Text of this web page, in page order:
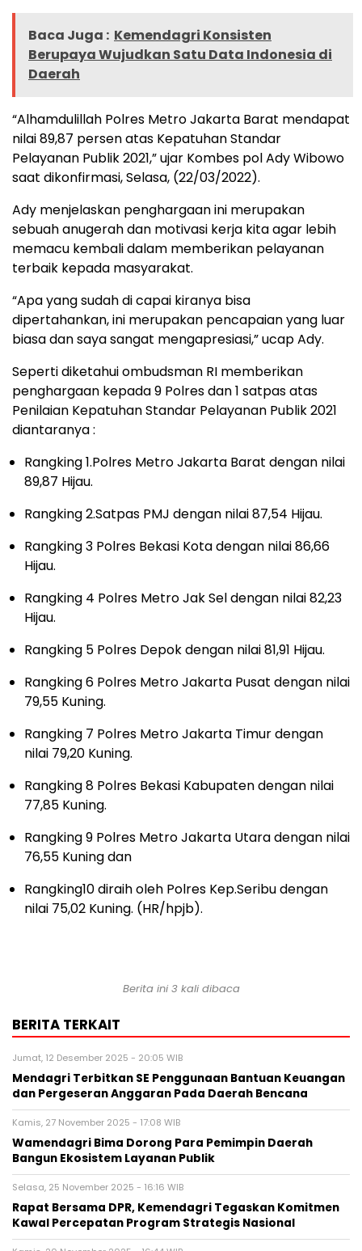
Baca Juga : Kemendagri Konsisten
Berupaya Wujudkan Satu Data Indonesia di
Daerah
“Alhamdulillah Polres Metro Jakarta Barat mendapat
nilai 89,87 persen atas Kepatuhan Standar
Pelayanan Publik 2021,” ujar Kombes pol Ady Wibowo
saat dikonfirmasi, Selasa, (22/03/2022).
Ady menjelaskan penghargaan ini merupakan
sebuah anugerah dan motivasi kerja kita agar lebih
memacu kembali dalam memberikan pelayanan
terbaik kepada masyarakat.
“Apa yang sudah di capai kiranya bisa
dipertahankan, ini merupakan pencapaian yang luar
biasa dan saya sangat mengapresiasi,” ucap Ady.
Seperti diketahui ombudsman RI memberikan
penghargaan kepada 9 Polres dan 1 satpas atas
Penilaian Kepatuhan Standar Pelayanan Publik 2021
diantaranya :
Rangking 1.Polres Metro Jakarta Barat dengan nilai
89,87 Hijau.
Rangking 2.Satpas PMJ dengan nilai 87,54 Hijau.
Rangking 3 Polres Bekasi Kota dengan nilai 86,66
Hijau.
Rangking 4 Polres Metro Jak Sel dengan nilai 82,23
Hijau.
Rangking 5 Polres Depok dengan nilai 81,91 Hijau.
Rangking 6 Polres Metro Jakarta Pusat dengan nilai
79,55 Kuning.
Rangking 7 Polres Metro Jakarta Timur dengan
nilai 79,20 Kuning.
Rangking 8 Polres Bekasi Kabupaten dengan nilai
77,85 Kuning.
Rangking 9 Polres Metro Jakarta Utara dengan nilai
76,55 Kuning dan
Rangking10 diraih oleh Polres Kep.Seribu dengan
nilai 75,02 Kuning. (HR/hpjb).
Berita ini 3 kali dibaca
BERITA TERKAIT
Jumat, 12 Desember 2025 - 20:05 WIB
Mendagri Terbitkan SE Penggunaan Bantuan Keuangan
dan Pergeseran Anggaran Pada Daerah Bencana
Kamis, 27 November 2025 - 17:08 WIB
Wamendagri Bima Dorong Para Pemimpin Daerah
Bangun Ekosistem Layanan Publik
Selasa, 25 November 2025 - 16:16 WIB
Rapat Bersama DPR, Kemendagri Tegaskan Komitmen
Kawal Percepatan Program Strategis Nasional